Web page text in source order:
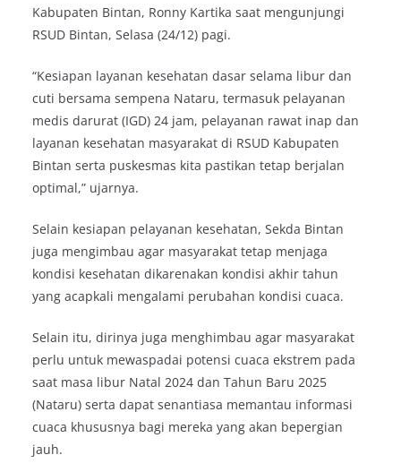
Kabupaten Bintan, Ronny Kartika saat mengunjungi
RSUD Bintan, Selasa (24/12) pagi.
“Kesiapan layanan kesehatan dasar selama libur dan
cuti bersama sempena Nataru, termasuk pelayanan
medis darurat (IGD) 24 jam, pelayanan rawat inap dan
layanan kesehatan masyarakat di RSUD Kabupaten
Bintan serta puskesmas kita pastikan tetap berjalan
optimal,” ujarnya.
Selain kesiapan pelayanan kesehatan, Sekda Bintan
juga mengimbau agar masyarakat tetap menjaga
kondisi kesehatan dikarenakan kondisi akhir tahun
yang acapkali mengalami perubahan kondisi cuaca.
Selain itu, dirinya juga menghimbau agar masyarakat
perlu untuk mewaspadai potensi cuaca ekstrem pada
saat masa libur Natal 2024 dan Tahun Baru 2025
(Nataru) serta dapat senantiasa memantau informasi
cuaca khususnya bagi mereka yang akan bepergian
jauh.